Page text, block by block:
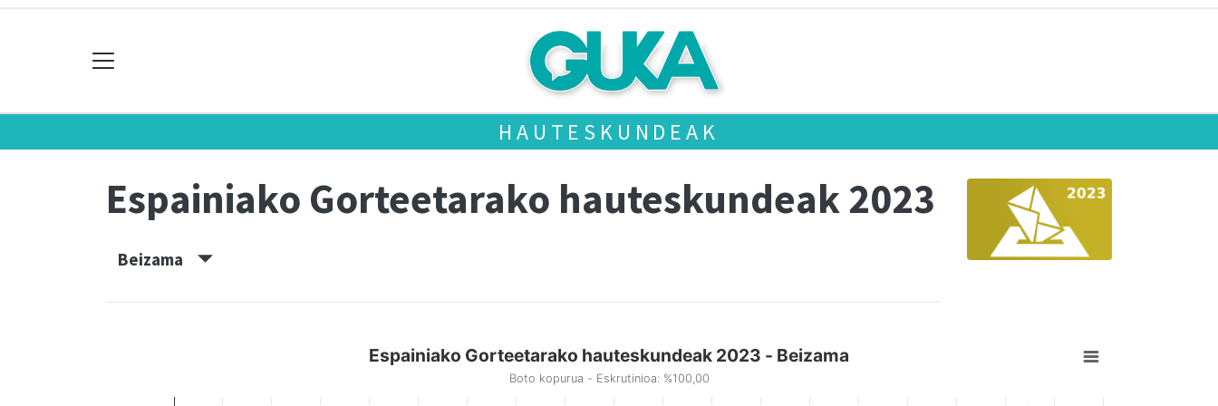
HAUTESKUNDEAK
Espainiako Gorteetarako hauteskundeak 2023
Beizama
Espainiako Gorteetarako hauteskundeak 2023 - Beizama
Boto kopurua - Eskrutinioa: %100,00